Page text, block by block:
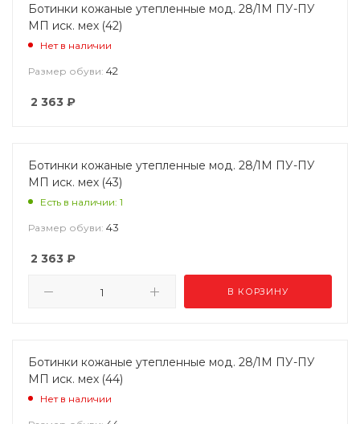
Ботинки кожаные утепленные мод. 28/1М ПУ-ПУ
МП иск. мех (42)
Нет в наличии
Размер обуви: 42
2 363 ₽
Ботинки кожаные утепленные мод. 28/1М ПУ-ПУ
МП иск. мех (43)
Есть в наличии: 1
Размер обуви: 43
2 363 ₽
В КОРЗИНУ
Ботинки кожаные утепленные мод. 28/1М ПУ-ПУ
МП иск. мех (44)
Нет в наличии